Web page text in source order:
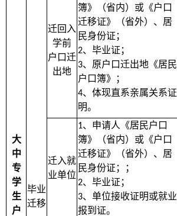
大
中
专
学
生
户
毕业
迁移
迁回入
学前
户口迁
出地
簿》（省内）或《户口
迁移证》（省外）、居
民身份证；
2、毕业证；
3、原户口迁出地《居民
户口簿》；
4、体现直系亲属关系证
明。
迁入就
业单位
1、申请人《居民户口
簿》（省内）或《户口
迁移证》（省外）、居
民身份证；；
2、毕业证；
3、单位接收证明或就业
报到证。